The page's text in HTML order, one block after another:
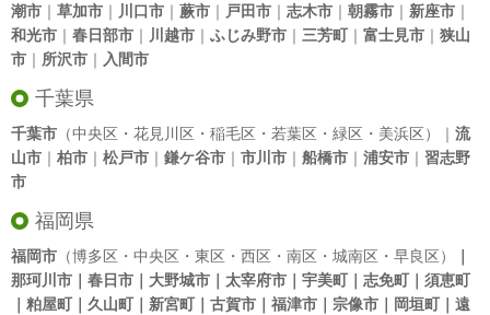
潮市 ｜ 草加市 ｜ 川口市 ｜ 蕨市 ｜ 戸田市 ｜ 志木市 ｜ 朝霧市 ｜ 新座市 ｜
和光市 ｜ 春日部市 ｜ 川越市 ｜ ふじみ野市 ｜ 三芳町｜ 富士見市 ｜ 狭山
市 ｜ 所沢市 ｜ 入間市
千葉県
千葉市 （中央区・花見川区・稲毛区・若葉区・緑区・美浜区）｜ 流
山市 ｜ 柏市 ｜ 松戸市 ｜ 鎌ケ谷市 ｜ 市川市 ｜ 船橋市 ｜ 浦安市 ｜ 習志野
市
福岡県
福岡市 （博多区・中央区・東区・西区・南区・城南区・早良区）
那珂川市｜春日市｜大野城市｜太宰府市｜宇美町｜志免町｜須恵町
｜粕屋町｜久山町｜新宮町｜古賀市｜福津市｜宗像市｜岡垣町｜遠